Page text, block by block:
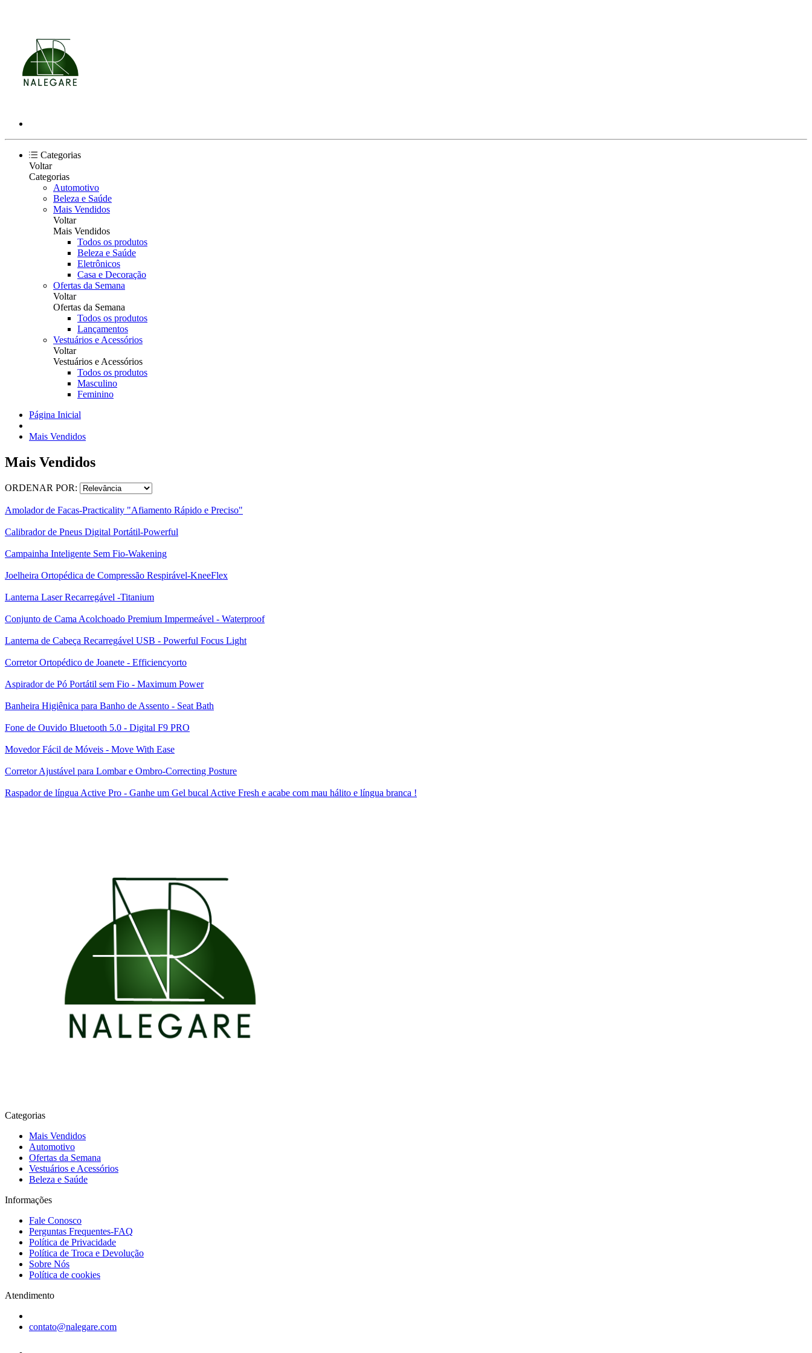
Categorias
Voltar
Categorias
Automotivo
Beleza e Saúde
Mais Vendidos
Voltar
Mais Vendidos
Todos os produtos
Beleza e Saúde
Eletrônicos
Casa e Decoração
Ofertas da Semana
Voltar
Ofertas da Semana
Todos os produtos
Lançamentos
Vestuários e Acessórios
Voltar
Vestuários e Acessórios
Todos os produtos
Masculino
Feminino
Página Inicial
Mais Vendidos
Mais Vendidos
ORDENAR POR:
Amolador de Facas-Practicality "Afiamento Rápido e Preciso"
Calibrador de Pneus Digital Portátil-Powerful
Campainha Inteligente Sem Fio-Wakening
Joelheira Ortopédica de Compressão Respirável-KneeFlex
Lanterna Laser Recarregável -Titanium
Conjunto de Cama Acolchoado Premium Impermeável - Waterproof
Lanterna de Cabeça Recarregável USB - Powerful Focus Light
Corretor Ortopédico de Joanete - Efficiencyorto
Aspirador de Pó Portátil sem Fio - Maximum Power
Banheira Higiênica para Banho de Assento - Seat Bath
Fone de Ouvido Bluetooth 5.0 - Digital F9 PRO
Movedor Fácil de Móveis - Move With Ease
Corretor Ajustável para Lombar e Ombro-Correcting Posture
Raspador de língua Active Pro - Ganhe um Gel bucal Active Fresh e acabe com mau hálito e língua branca !
Categorias
Mais Vendidos
Automotivo
Ofertas da Semana
Vestuários e Acessórios
Beleza e Saúde
Informações
Fale Conosco
Perguntas Frequentes-FAQ
Política de Privacidade
Política de Troca e Devolução
Sobre Nós
Política de cookies
Atendimento
contato@nalegare.com